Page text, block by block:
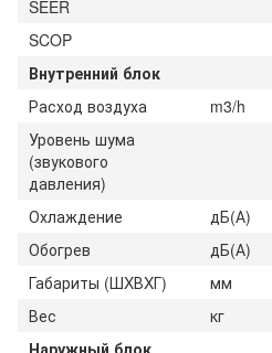
SEER
SCOP
Внутренний блок
Расход воздуха
m3/h
Уровень шума
(звукового
давления)
Охлаждение
дБ(А)
Обогрев
дБ(А)
Габариты (ШXВXГ)
мм
Вес
кг
Наружный блок